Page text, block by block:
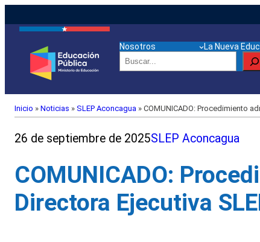
Nosotros La Nueva
Buscar
Inicio » Noticias » SLEP Aconcagua » COMUNICADO: Procedimiento
26 de septiembre de 2025SLEP Aconcagua
COMUNICADO:
Directora Ejecutiva